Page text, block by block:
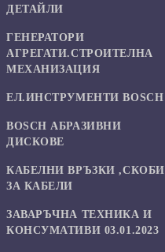
ДЕТАЙЛИ
ГЕНЕРАТОРИ
АГРЕГАТИ.СТРОИТЕЛНА
МЕХАНИЗАЦИЯ
ЕЛ.ИНСТРУМЕНТИ BOSCH
BOSCH АБРАЗИВНИ
ДИСКОВЕ
КАБЕЛНИ ВРЪЗКИ ,СКОБИ
ЗА КАБЕЛИ
ЗАВАРЪЧНА ТЕХНИКА И
КОНСУМАТИВИ 03.01.2023